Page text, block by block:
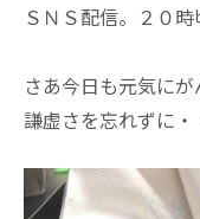
ＳＮＳ配信。２０時
さあ今日も元気にが
謙虚さを忘れずに・